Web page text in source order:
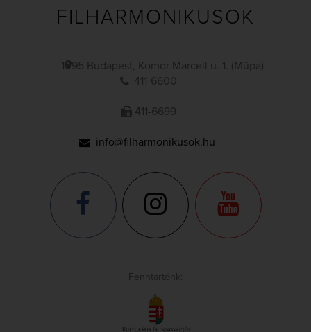
FILHARMONIKUSOK
1095 Budapest, Komor Marcell u. 1. (Müpa)
411-6600
411-6699
info@filharmonikusok.hu
Fenntartónk: